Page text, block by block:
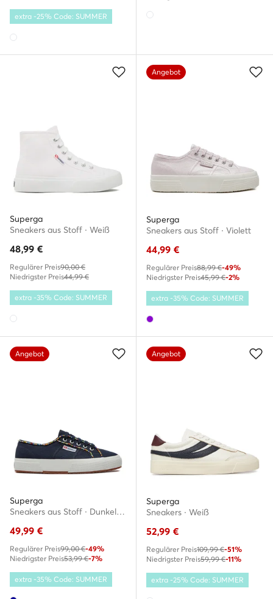
extra -25% Code: SUMMER
Superga
Sneakers aus Stoff · Weiß
48,99 €
Regulärer Preis90,00 €
Niedrigster Preis44,99 €
extra -35% Code: SUMMER
Angebot
Superga
Sneakers aus Stoff · Violett
44,99 €
Regulärer Preis88,99 €-49%
Niedrigster Preis45,99 €-2%
extra -35% Code: SUMMER
Angebot
Superga
Sneakers aus Stoff · Dunkelblau
49,99 €
Regulärer Preis99,00 €-49%
Niedrigster Preis53,99 €-7%
extra -35% Code: SUMMER
Angebot
Superga
Sneakers · Weiß
52,99 €
Regulärer Preis109,99 €-51%
Niedrigster Preis59,99 €-11%
extra -25% Code: SUMMER